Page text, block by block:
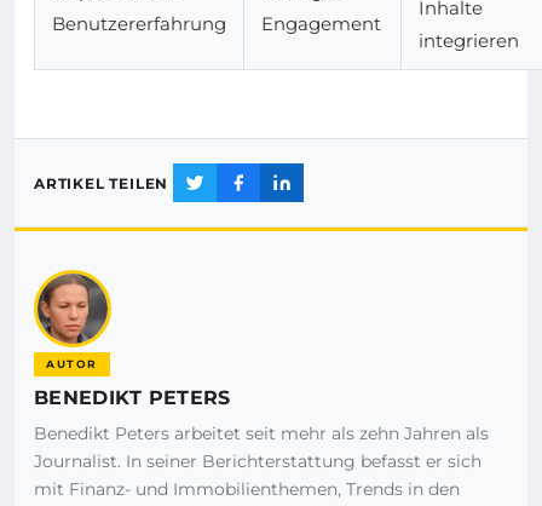
Benutzererfahrung
Engagement
Inhalte
integrieren
ARTIKEL TEILEN
AUTOR
BENEDIKT PETERS
Benedikt Peters arbeitet seit mehr als zehn Jahren als
Journalist. In seiner Berichterstattung befasst er sich
mit Finanz- und Immobilienthemen, Trends in den